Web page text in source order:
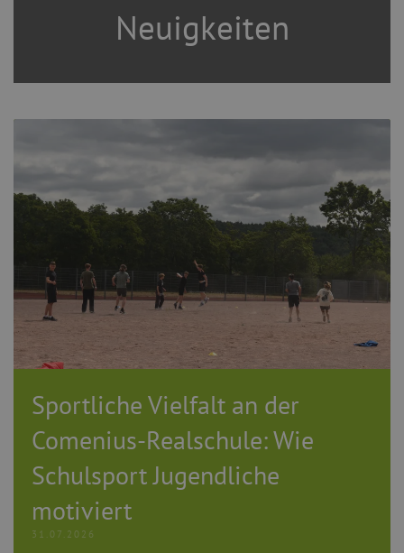
Neuigkeiten
Sportliche Vielfalt an der
Comenius-Realschule: Wie
Schulsport Jugendliche
motiviert
31.07.2026